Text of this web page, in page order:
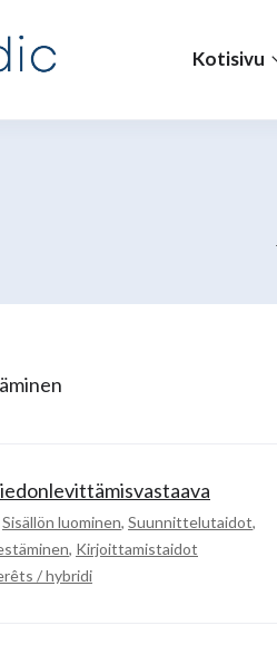
Kotisivu
Sisällön luominen, Suunnittelutaidot,
, Kirjoittamistaidot
/ hybridi